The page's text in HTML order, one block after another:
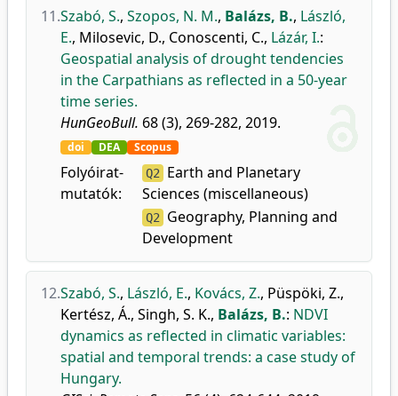
11.Szabó, S., Szopos, N. M., Balázs, B., László,
E., Milosevic, D., Conoscenti, C., Lázár, I.:
Geospatial analysis of drought tendencies
in the Carpathians as reflected in a 50-year
time series.
HunGeoBull. 68 (3), 269-282, 2019.
doi DEA Scopus
Folyóirat-
mutatók:
Q2 Earth and Planetary
Sciences (miscellaneous)
Q2 Geography, Planning and
Development
12.Szabó, S., László, E., Kovács, Z., Püspöki, Z.,
Kertész, Á., Singh, S. K., Balázs, B.: NDVI
dynamics as reflected in climatic variables:
spatial and temporal trends: a case study of
Hungary.